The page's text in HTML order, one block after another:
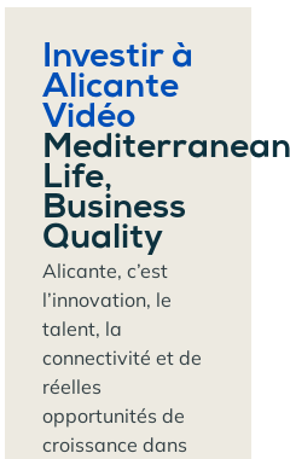
Investir à
Alicante
Vidéo
Life,
Business
Quality
Alicante, c’est
l’innovation, le
talent, la
connectivité et de
réelles
opportunités de
croissance dans